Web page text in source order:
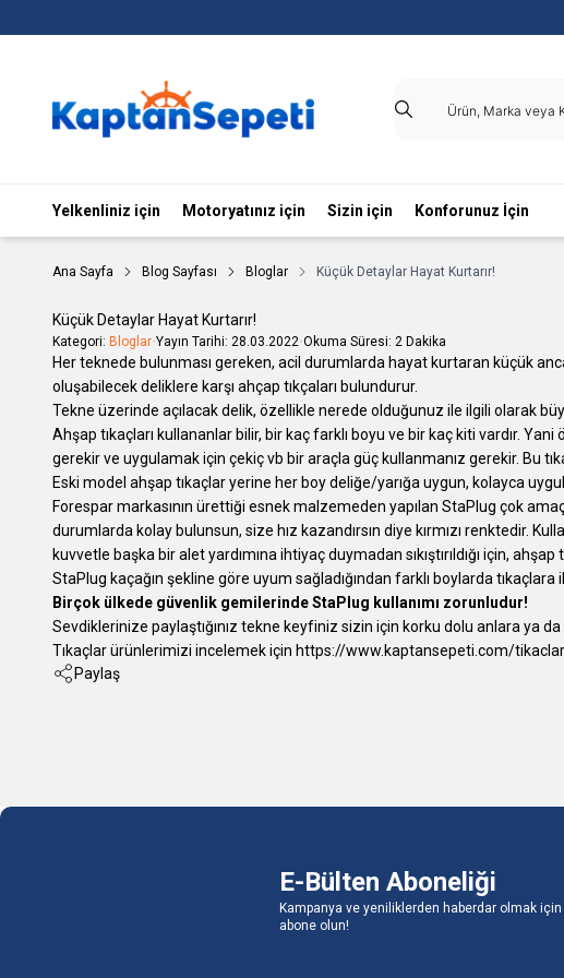
Yelkenliniz için Motoryatınız için Sizin için Konforunuz İçin
Ana Sayfa Blog Sayfası Bloglar Küçük Detaylar Hayat Kurtarır!
Küçük Detaylar Hayat Kurtarır!
Kategori: Bloglar•Yayın Tarihi: 28.03.2022•Okuma Süresi: 2 Dakika
Her teknede bulunması gereken, acil durumlarda hayat kurtaran küçük
oluşabilecek deliklere karşı ahçap tıkçaları bulundurur.
Tekne üzerinde açılacak delik, özellikle nerede olduğunuz ile ilgili olarak
Ahşap tıkaçları kullananlar bilir, bir kaç farklı boyu ve bir kaç kiti vardır.
gerekir ve uygulamak için çekiç vb bir araçla güç kullanmanız gerekir. Bu
Eski model ahşap tıkaçlar yerine her boy deliğe/yarığa uygun, kolayca
Forespar markasının ürettiği esnek malzemeden yapılan StaPlug çok
durumlarda kolay bulunsun, size hız kazandırsın diye kırmızı renktedir.
kuvvetle başka bir alet yardımına ihtiyaç duymadan sıkıştırıldığı için, ahşap
StaPlug kaçağın şekline göre uyum sağladığından farklı boylarda
Birçok ülkede güvenlik gemilerinde StaPlug kullanımı zorunludur!
Sevdiklerinize paylaştığınız tekne keyfiniz sizin için korku dolu anlara ya da
Tıkaçlar ürünlerimizi incelemek için https://www.kaptansepeti.com/tikaclar
Paylaş
E-Bülten Aboneliği
Kampanya ve yeniliklerden haberdar olmak
abone olun!